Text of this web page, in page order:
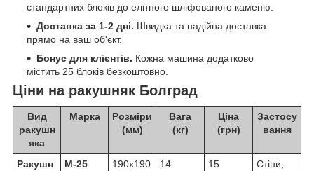
стандартних блоків до елітного шліфованого каменю.
Доставка за 1-2 дні. Швидка та надійна доставка
прямо на ваш об'єкт.
Бонус для клієнтів. Кожна машина додатково
містить 25 блоків безкоштовно.
Ціни на ракушняк Болград
Вид
ракушн
яка
Марка
Розміри
(мм)
Вага
(кг)
Ціна
(грн)
Застосу
вання
Ракушн
М-25
190х190
14 15
Стіни,